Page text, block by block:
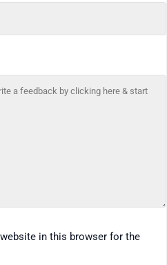
in this browser for the